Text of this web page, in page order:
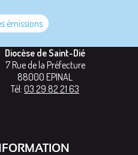
émissions
Diocèse de Saint-Dié
7 Rue de la Préfecture
88000 EPINAL
Tél: 03 29 82 21 63